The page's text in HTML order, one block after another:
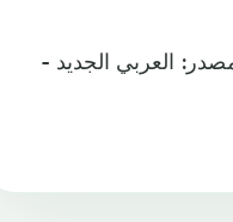
العربي الجديد